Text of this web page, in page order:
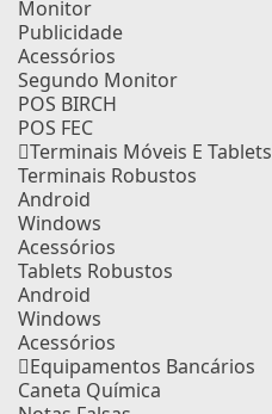
Monitor
Publicidade
Acessórios
Segundo Monitor
POS BIRCH
POS FEC
Terminais Móveis E Tablets
Terminais Robustos
Android
Windows
Acessórios
Tablets Robustos
Android
Windows
Acessórios
Equipamentos Bancários
Caneta Química